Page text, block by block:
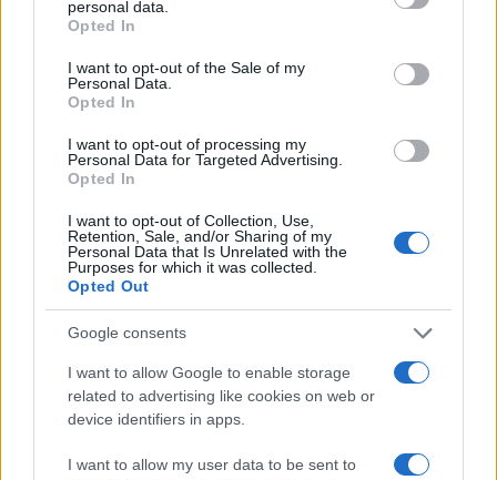
grant or deny consent to Google and its third-party tags to
use your data for below specified purposes in below Google
consent section.
personal data.
Opted In
I want to opt-out of the Sale of my
Personal Data.
Opted In
I want to opt-out of processing my
Personal Data for Targeted Advertising.
Opted In
I want to opt-out of Collection, Use,
Retention, Sale, and/or Sharing of my
Personal Data that Is Unrelated with the
Purposes for which it was collected.
Opted Out
Google consents
I want to allow Google to enable storage
related to advertising like cookies on web or
device identifiers in apps.
I want to allow my user data to be sent to